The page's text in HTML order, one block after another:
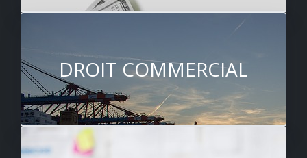
DROIT COMMERCIAL